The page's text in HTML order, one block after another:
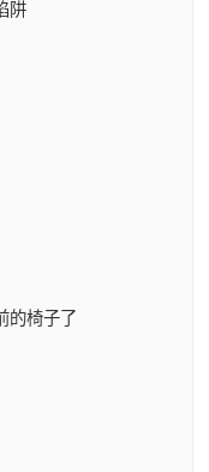
阱
的椅子了